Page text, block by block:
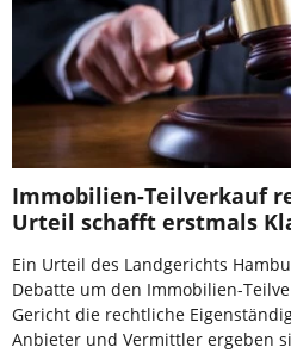
Immobilien-Teilverkauf
Urteil schafft erstmals
Ein Urteil des Landgerichts
Debatte um den Immobilien-
Gericht die rechtliche
Anbieter und Vermittler ergeben